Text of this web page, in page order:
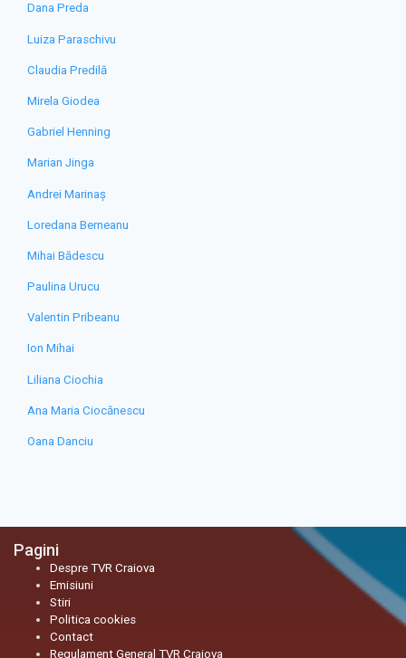
Dana Preda
Luiza Paraschivu
Claudia Predilă
Mirela Giodea
Gabriel Henning
Marian Jinga
Andrei Marinaș
Loredana Berneanu
Mihai Bădescu
Paulina Urucu
Valentin Pribeanu
Ion Mihai
Liliana Ciochia
Ana Maria Ciocănescu
Oana Danciu
Pagini
Despre TVR Craiova
Emisiuni
Stiri
Politica cookies
Contact
Regulament General TVR Craiova